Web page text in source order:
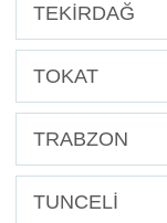
TEKİRDAĞ
TOKAT
TRABZON
TUNCELİ